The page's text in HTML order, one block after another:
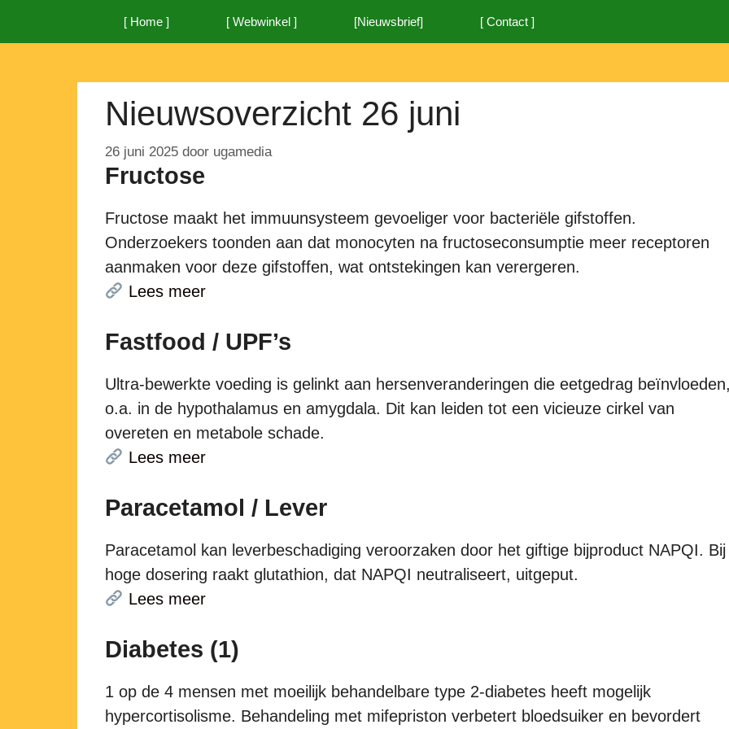
[ Home ] [ Webwinkel ] [Nieuwsbrief] [ Contact ]
Nieuwsoverzicht 26 juni
26 juni 2025 door ugamedia
Fructose
Fructose maakt het immuunsysteem gevoeliger voor bacteriële gifstoffen.
Onderzoekers toonden aan dat monocyten na fructoseconsumptie meer receptoren
aanmaken voor deze gifstoffen, wat ontstekingen kan verergeren.
Lees meer
Fastfood / UPF’s
Ultra-bewerkte voeding is gelinkt aan hersenveranderingen die eetgedrag
o.a. in de hypothalamus en amygdala. Dit kan leiden tot een vicieuze cirkel van
overeten en metabole schade.
Lees meer
Paracetamol / Lever
Paracetamol kan leverbeschadiging veroorzaken door het giftige bijproduct NAPQI. Bij
hoge dosering raakt glutathion, dat NAPQI neutraliseert, uitgeput.
Lees meer
Diabetes (1)
1 op de 4 mensen met moeilijk behandelbare type 2-diabetes heeft mogelijk
hypercortisolisme. Behandeling met mifepriston verbetert bloedsuiker en bevordert